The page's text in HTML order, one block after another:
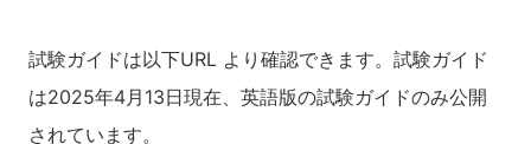
試験ガイドは以下URL より確認できます。試験ガイド
は2025年4月13日現在、英語版の試験ガイドのみ公開
されています。